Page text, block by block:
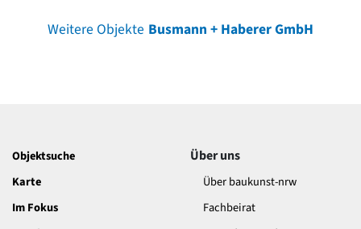
Weitere Objekte Busmann + Haberer GmbH
Objektsuche
Karte
Im Fokus
Über uns
Über baukunst-nrw
Fachbeirat